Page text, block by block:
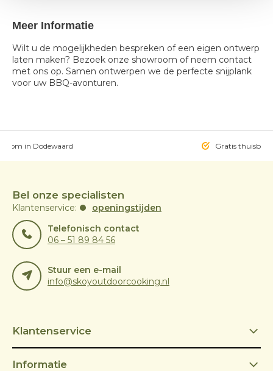
Meer Informatie
Wilt u de mogelijkheden bespreken of een eigen ontwerp
laten maken? Bezoek onze showroom of neem contact
met ons op. Samen ontwerpen we de perfecte snijplank
voor uw BBQ-avonturen.
in Dodewaard Gratis
Bel onze specialisten
Klantenservice:
openingstijden
Telefonisch contact
06 – 51 89 84 56
Stuur een e-mail
info@skoyoutdoorcooking.nl
Klantenservice
Informatie